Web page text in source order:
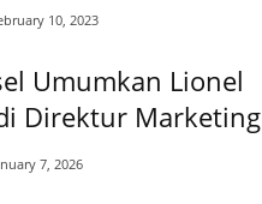
10, 2023
Umumkan Lionel
Direktur Marketing
7, 2026